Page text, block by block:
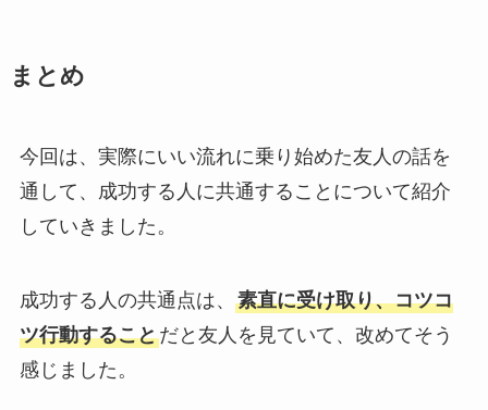
まとめ
今回は、実際にいい流れに乗り始めた友人の話を
通して、成功する人に共通することについて紹介
していきました。
成功する人の共通点は、 素直に受け取り、コツコ
ツ行動することだと友人を見ていて、改めてそう
感じました。